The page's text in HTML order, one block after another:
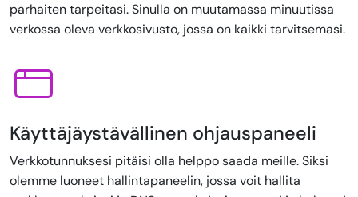
parhaiten tarpeitasi. Sinulla on muutamassa minuutissa
verkossa oleva verkkosivusto, jossa on kaikki tarvitsemasi.
Käyttäjäystävällinen ohjauspaneeli
Verkkotunnuksesi pitäisi olla helppo saada meille. Siksi
olemme luoneet hallintapaneelin, jossa voit hallita